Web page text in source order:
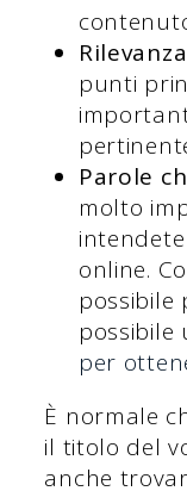
punti
Parole
molto
online.
possibile
possibile
per
È normale
il titolo del
anche